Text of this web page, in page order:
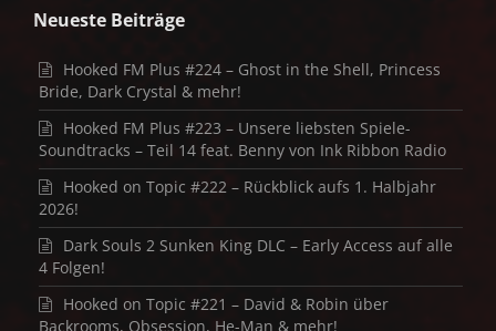
Neueste Beiträge
Hooked FM Plus #224 – Ghost in the Shell, Princess
Bride, Dark Crystal & mehr!
Hooked FM Plus #223 – Unsere liebsten Spiele-
Soundtracks – Teil 14 feat. Benny von Ink Ribbon Radio
Hooked on Topic #222 – Rückblick aufs 1. Halbjahr
2026!
Dark Souls 2 Sunken King DLC – Early Access auf alle
4 Folgen!
Hooked on Topic #221 – David & Robin über
Backrooms, Obsession, He-Man & mehr!